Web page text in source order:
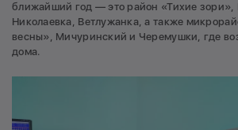
ближайший год — это район «Тихие
Николаевка, Ветлужанка, а также
весны», Мичуринский и Черемушки, где
дома.